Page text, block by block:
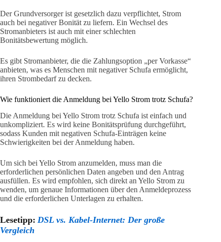
Der Grundversorger ist gesetzlich dazu verpflichtet, Strom
auch bei negativer Bonität zu liefern. Ein Wechsel des
Stromanbieters ist auch mit einer schlechten
Bonitätsbewertung möglich.
Es gibt Stromanbieter, die die Zahlungsoption „per Vorkasse“
anbieten, was es Menschen mit negativer Schufa ermöglicht,
ihren Strombedarf zu decken.
Wie funktioniert die Anmeldung bei Yello Strom trotz Schufa?
Die Anmeldung bei Yello Strom trotz Schufa ist einfach und
unkompliziert. Es wird keine Bonitätsprüfung durchgeführt,
sodass Kunden mit negativen Schufa-Einträgen keine
Schwierigkeiten bei der Anmeldung haben.
Um sich bei Yello Strom anzumelden, muss man die
erforderlichen persönlichen Daten angeben und den Antrag
ausfüllen. Es wird empfohlen, sich direkt an Yello Strom zu
wenden, um genaue Informationen über den Anmeldeprozess
und die erforderlichen Unterlagen zu erhalten.
Lesetipp: DSL vs. Kabel-Internet: Der große
Vergleich